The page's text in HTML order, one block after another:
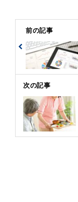
前の記事
次の記事